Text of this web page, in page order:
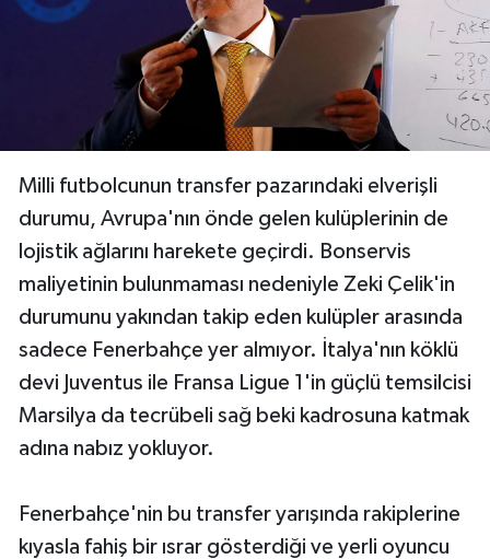
Milli futbolcunun transfer pazarındaki elverişli
durumu, Avrupa'nın önde gelen kulüplerinin de
lojistik ağlarını harekete geçirdi. Bonservis
maliyetinin bulunmaması nedeniyle Zeki Çelik'in
durumunu yakından takip eden kulüpler arasında
sadece Fenerbahçe yer almıyor. İtalya'nın köklü
devi Juventus ile Fransa Ligue 1'in güçlü temsilcisi
Marsilya da tecrübeli sağ beki kadrosuna katmak
adına nabız yokluyor.
Fenerbahçe'nin bu transfer yarışında rakiplerine
kıyasla fahiş bir ısrar gösterdiği ve yerli oyuncu